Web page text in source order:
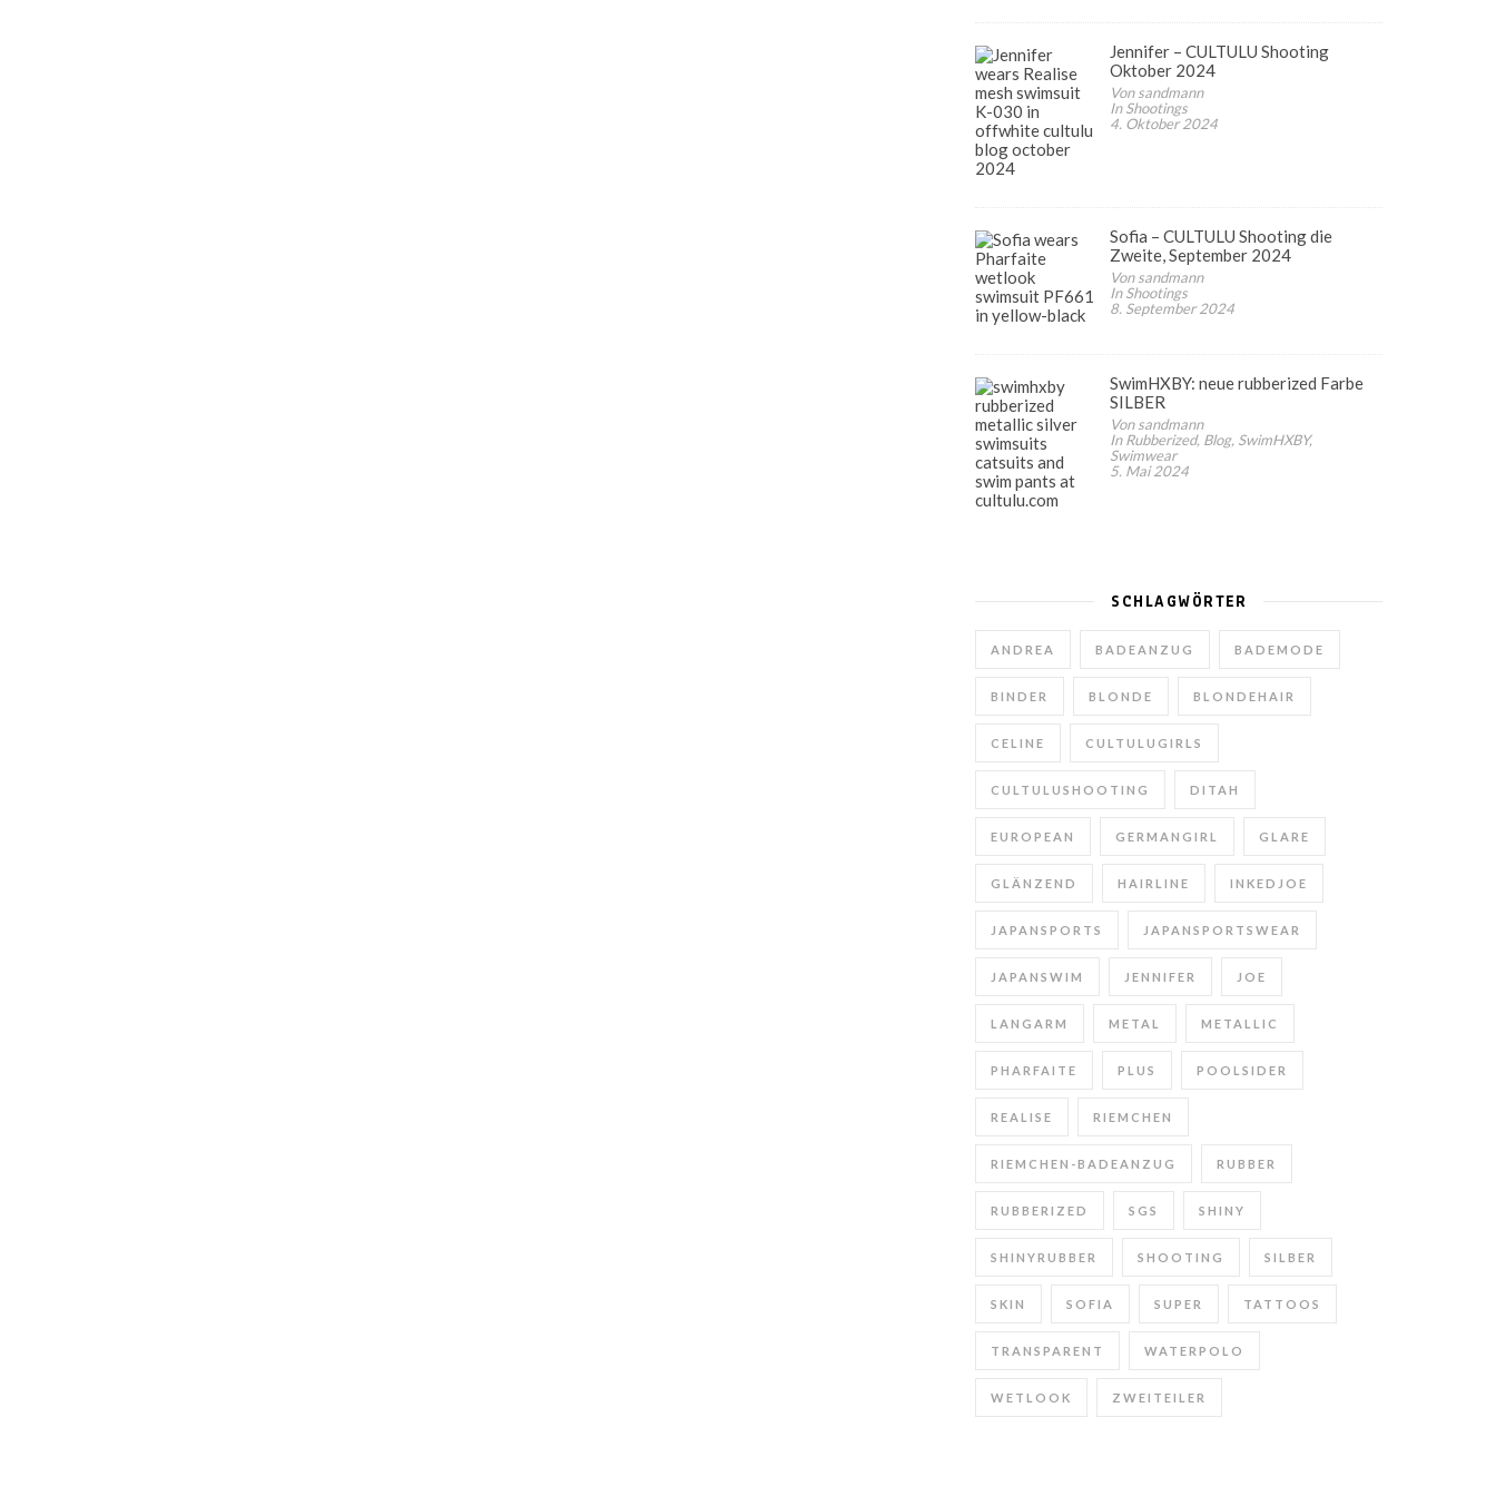
Jennifer – CULTULU Shooting
Oktober 2024
Von sandmann
In Shootings
4. Oktober 2024
Sofia – CULTULU Shooting die
Zweite, September 2024
Von sandmann
In Shootings
8. September 2024
SwimHXBY: neue rubberized Farbe
SILBER
Von sandmann
In Rubberized, Blog, SwimHXBY,
Swimwear
5. Mai 2024
SCHLAGWÖRTER
ANDREA BADEANZUG BADEMODE
BINDER BLONDE BLONDEHAIR
CELINE CULTULUGIRLS
CULTULUSHOOTING DITAH
EUROPEAN GERMANGIRL GLARE
GLÄNZEND HAIRLINE INKEDJOE
JAPANSPORTS JAPANSPORTSWEAR
JAPANSWIM JENNIFER JOE
LANGARM METAL METALLIC
PHARFAITE PLUS POOLSIDER
REALISE RIEMCHEN
RIEMCHEN-BADEANZUG RUBBER
RUBBERIZED SGS SHINY
SHINYRUBBER SHOOTING SILBER
SKIN SOFIA SUPER TATTOOS
TRANSPARENT WATERPOLO
WETLOOK ZWEITEILER